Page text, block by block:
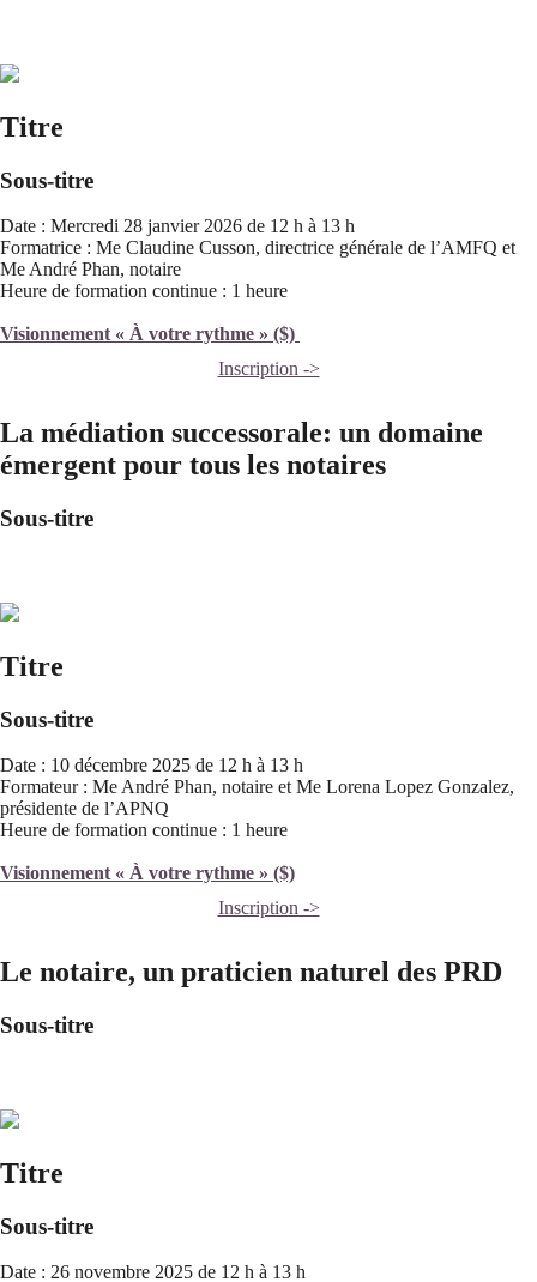
Titre
Sous-titre
Date : Mercredi 28 janvier 2026 de 12 h à 13 h
Formatrice : Me Claudine Cusson, directrice générale de l’AMFQ et
Me André Phan, notaire
Heure de formation continue : 1 heure
Visionnement « À votre rythme » ($)
Inscription ->
La médiation successorale: un domaine
émergent pour tous les notaires
Sous-titre
Titre
Sous-titre
Date : 10 décembre 2025 de 12 h à 13 h
Formateur : Me André Phan, notaire et Me Lorena Lopez Gonzalez,
présidente de l’APNQ
Heure de formation continue : 1 heure
Visionnement « À votre rythme » ($)
Inscription ->
Le notaire, un praticien naturel des PRD
Sous-titre
Titre
Sous-titre
Date : 26 novembre 2025 de 12 h à 13 h